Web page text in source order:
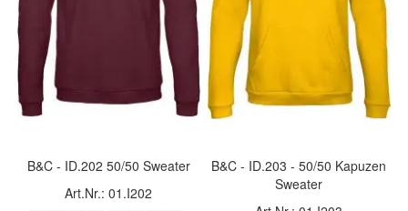
B&C - ID.202 50/50 Sweater
Art.Nr.: 01.I202
B&C - ID.203 - 50/50 Kapuzen
Sweater